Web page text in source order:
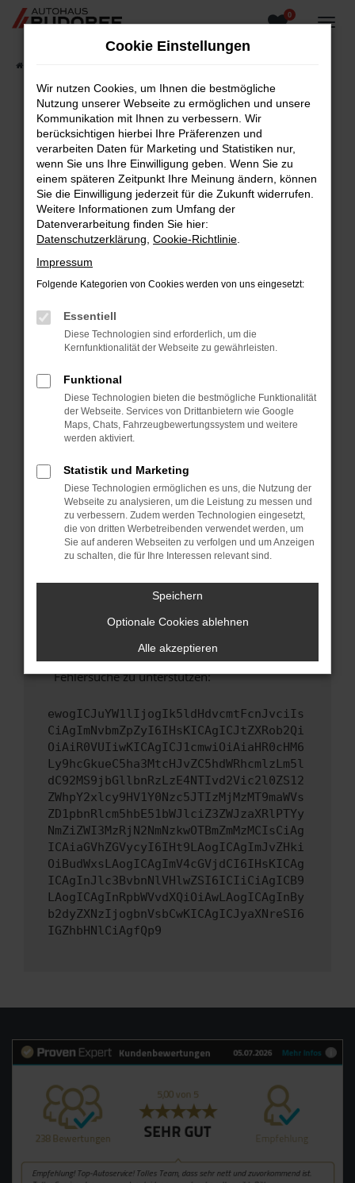
Zum
0
Fehler: Network Error
Beim Laden ist ein Fehler aufgetreten.
Hier sind ein paar Tipps, die dir helfen können:
Überprüfe deine Firewall und deine
Internetverbindung.
Laden andere Webseiten, zum Beispiel deine
Suchmaschine?
Prüfe deine Browsererweiterungen.
Manche Erweiterungen, wie Werbeblocker,
können das Laden bestimmter Seiten
verhindern. Funktioniert die Seite in einem
Fenster?
Starte dein Gerät neu.
Das kann manchmal helfen, vorübergehende
Probleme zu beheben.
Betriebssystem auf dem neuesten Stand
sind.
Veraltete Software birgt nicht nur ein
Sicherheitsrisiko, sondern kann auch dazu
führen, dass bestimmte Funktionen nicht mehr
unterstützt werden.
Wende dich an den Webseitenbetreiber.
Wenn du alle oben genannten Schritte versucht
hast, kontaktiere uns bitte. Wir werden
versuchen, das Problem zu beheben. Du kannst
uns diesen Text schicken, um uns bei der
Fehlersuche zu unterstützen:
ewogICJuYW1lIjogIk5ldHdvcmtFcnJvciIs
CiAgImNvbmZpZyI6IHsKICAgICJtZXRob2Qi
OiAiR0VUIiwKICAgICJ1cmwiOiAiaHR0cHM6
Ly9hcGkueC5ha3MtcHJvZC5hdWRhcmlzLm5l
dC92MS9jbGllbnRzLzE4NTIvd2Vic2l0ZS12
ZWhpY2xlcy9HV1Y0Nzc5JTIzMjMzMT9maWVs
ZD1pbnRlcm5hbE51bWJlciZ3ZWJzaXRlPTYy
NmZiZWI3MzRjN2NmNzkwOTBmZmMzMCIsCiAg
ICAiaGVhZGVycyI6IHt9LAogICAgImJvZHki
OiBudWxsLAogICAgImV4cGVjdCI6IHsKICAg
ICAgInJlc3BvbnNlVHlwZSI6ICIiCiAgICB9
LAogICAgInRpbWVvdXQiOiAwLAogICAgInBy
b2dyZXNzIjogbnVsbCwKICAgICJyaXNreSI6
IGZhbHNlCiAgfQp9
Cookie Einstellungen
Wir nutzen Cookies, um Ihnen die bestmögliche
Nutzung unserer Webseite zu ermöglichen und unsere
Kommunikation mit Ihnen zu verbessern. Wir
berücksichtigen hierbei Ihre Präferenzen und
verarbeiten Daten für Marketing und Statistiken nur,
wenn Sie uns Ihre Einwilligung geben. Wenn Sie zu
einem späteren Zeitpunkt Ihre Meinung ändern, können
Sie die Einwilligung jederzeit für die Zukunft widerrufen.
Weitere Informationen zum Umfang der
Datenverarbeitung finden Sie hier:
Datenschutzerklärung Cookie-Richtlinie
Impressum
Folgende Kategorien von Cookies werden von uns eingesetzt:
Essentiell
Diese Technologien sind erforderlich, um die
Kernfunktionalität der Webseite zu gewährleisten.
Funktional
Diese Technologien bieten die bestmögliche Funktionalität
der Webseite. Services von Drittanbietern wie Google
Maps, Chats, Fahrzeugbewertungssystem und weitere
werden aktiviert.
Statistik und Marketing
Diese Technologien ermöglichen es uns, die Nutzung der
Webseite zu analysieren, um die Leistung zu messen und
zu verbessern. Zudem werden Technologien eingesetzt,
die von dritten Werbetreibenden verwendet werden, um
Sie auf anderen Webseiten zu verfolgen und um Anzeigen
zu schalten, die für Ihre Interessen relevant sind.
Speichern
Optionale Cookies ablehnen
Alle akzeptieren